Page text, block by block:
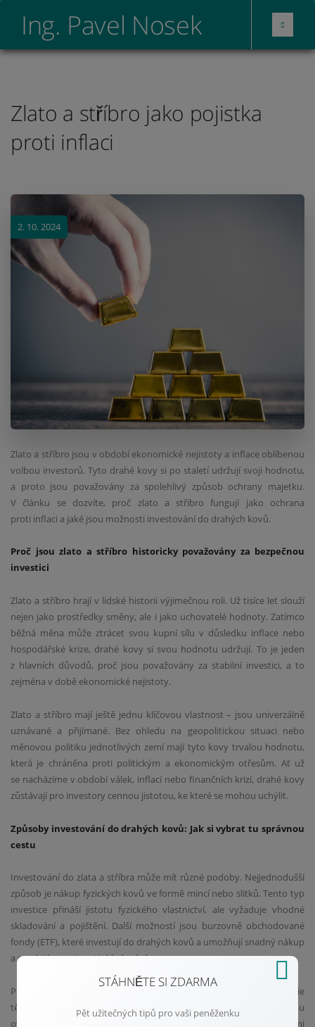
Ing. Pavel Nosek
Zlato a stříbro jako pojistka
proti inflaci
2. 10. 2024
Zlato a stříbro jsou v období ekonomické nejistoty a inflace oblíbenou
volbou investorů. Tyto drahé kovy si po staletí udržují svoji hodnotu,
a proto jsou považovány za spolehlivý způsob ochrany majetku.
V článku se dozvíte, proč zlato a stříbro fungují jako ochrana
proti inflaci a jaké jsou možnosti investování do drahých kovů.
Proč jsou zlato a stříbro historicky považovány za bezpečnou
investici
Zlato a stříbro hrají v lidské historii výjimečnou roli. Už tisíce let slouží
nejen jako prostředky směny, ale i jako uchovatelé hodnoty. Zatímco
běžná měna může ztrácet svou kupní sílu v důsledku inflace nebo
hospodářské krize, drahé kovy si svou hodnotu udržují. To je jeden
z hlavních důvodů, proč jsou považovány za stabilní investici, a to
zejména v době ekonomické nejistoty.
Zlato a stříbro mají ještě jednu klíčovou vlastnost – jsou univerzálně
uznávané a přijímané. Bez ohledu na geopolitickou situaci nebo
měnovou politiku jednotlivých zemí mají tyto kovy trvalou hodnotu,
která je chráněna proti politickým a ekonomickým otřesům. Ať už
se nacházíme v období válek, inflací nebo finančních krizí, drahé kovy
zůstávají pro investory cennou jistotou, ke které se mohou uchýlit.
Způsoby investování do drahých kovů: Jak si vybrat tu správnou
cestu
Investování do zlata a stříbra může mít různé podoby. Nejjednodušší
způsob je nákup fyzických kovů ve formě mincí nebo slitků. Tento typ
investice přináší jistotu fyzického vlastnictví, ale vyžaduje vhodné
skladování a pojištění. Další možností jsou burzovně obchodované
fondy (ETF), které investují do drahých kovů a umožňují snadný nákup
a prodej bez nutnosti skladování.
Pro ty, kteří hledají vyšší potenciál zisku, mohou být zajímavé akcie
těžařských společností. Ty však přinášejí i vyšší riziko, protože jsou
ovlivněny nejen cenou kovů, ale i náklady na těžbu a geopolitickými
STÁHNĚTE SI ZDARMA
Pět užitečných tipů pro vaši peněženku